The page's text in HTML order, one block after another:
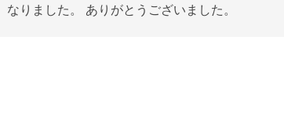
なりました。 ありがとうございました。